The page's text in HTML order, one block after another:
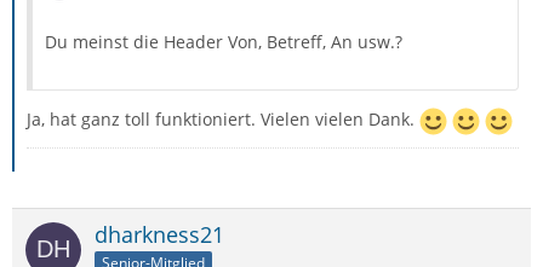
Du meinst die Header Von, Betreff, An usw.?
Ja, hat ganz toll funktioniert. Vielen vielen Dank.
dharkness21
Senior-Mitglied